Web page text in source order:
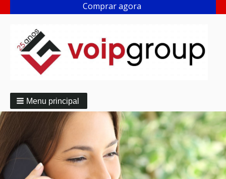
Comprar agora
Menu principal